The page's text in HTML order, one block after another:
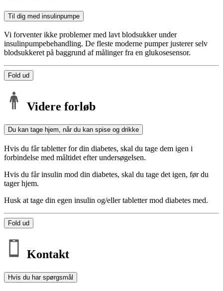
Til dig med insulinpumpe
Vi forventer ikke problemer med lavt blodsukker under
insulinpumpebehandling. De fleste moderne pumper justerer selv
blodsukkeret på baggrund af målinger fra en glukosesensor.
Fold ud
Videre forløb
Du kan tage hjem, når du kan spise og drikke
Hvis du får tabletter for din diabetes, skal du tage dem igen i
forbindelse med måltidet efter undersøgelsen.
Hvis du får insulin mod din diabetes, skal du tage det igen, før du
tager hjem.
Husk at tage din egen insulin og/eller tabletter mod diabetes med.
Fold ud
Kontakt
Hvis du har spørgsmål